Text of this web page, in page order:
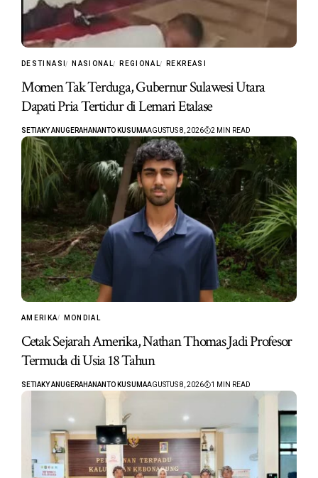
DESTINASI NASIONAL REGIONAL REKREASI
Momen Tak Terduga, Gubernur Sulawesi Utara
Dapati Pria Tertidur di Lemari Etalase
SETIAKY ANUGERAHANANTO KUSUMAAGUSTUS 8, 2026 2 MIN READ
AMERIKA MONDIAL
Cetak Sejarah Amerika, Nathan Thomas Jadi Profesor
Termuda di Usia 18 Tahun
SETIAKY ANUGERAHANANTO KUSUMAAGUSTUS 8, 2026 1 MIN READ